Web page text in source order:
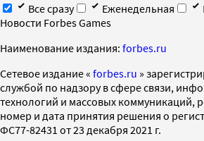
Все сразу
Еженедельная
Новости Forbes Games
Наименование издания: forbes.ru
Cетевое издание « forbes.ru »
службой по надзору в сфере связи,
технологий и массовых коммуникаций,
номер и дата принятия решения о
ФС77-82431 от 23 декабря 2021 г.